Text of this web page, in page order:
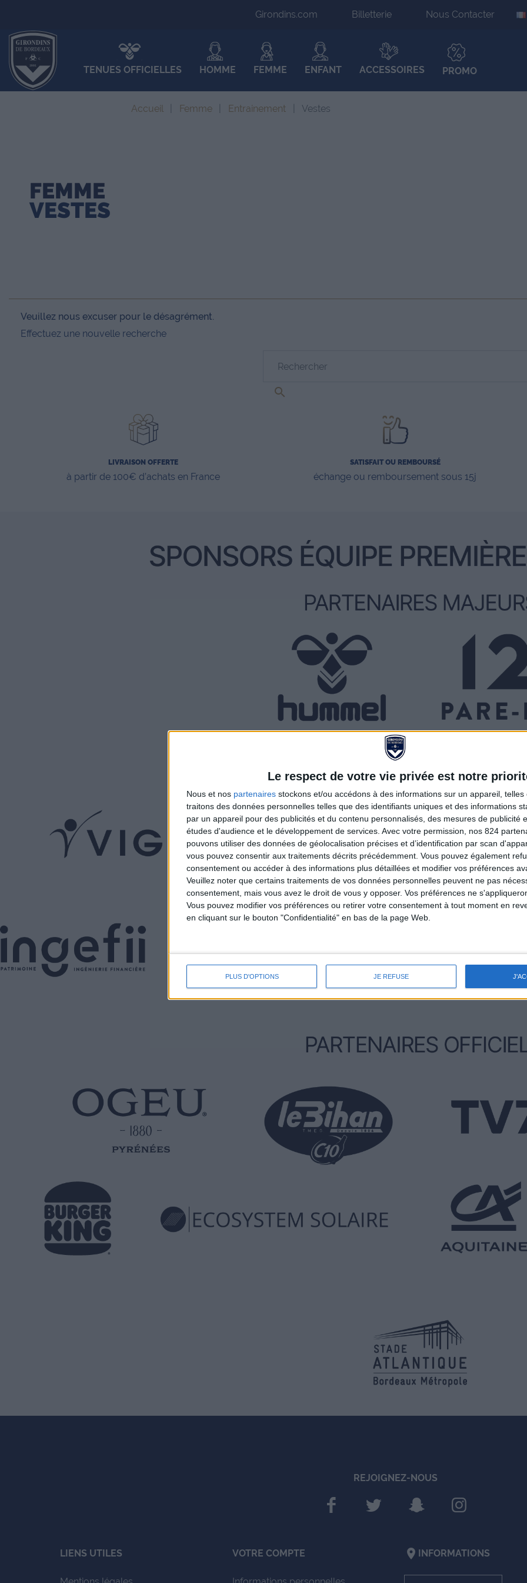
Le respect de votre vie privée est notre
Nous et nos partenaires stockons et/ou accédons à des informations sur un appareil, telles
traitons des données personnelles telles que des identifiants uniques et des informations
par un appareil pour des publicités et du contenu personnalisés, des mesures de publicité
études d'audience et le développement de services. Avec votre permission, nos 824
pouvons utiliser des données de géolocalisation précises et d’identification par scan
vous pouvez consentir aux traitements décrits précédemment. Vous pouvez également
consentement ou accéder à des informations plus détaillées et modifier vos préférences
Veuillez noter que certains traitements de vos données personnelles peuvent ne pas
consentement, mais vous avez le droit de vous y opposer. Vos préférences ne
Vous pouvez modifier vos préférences ou retirer votre consentement à tout moment en
en cliquant sur le bouton "Confidentialité" en bas de la page Web.
PLUS D'OPTIONS JE REFUSE
Girondins.com Billetterie Nous Contacter
TENUES OFFICIELLES HOMME FEMME ENFANT ACCESSOIRES PROMO
Accueil Femme Entrainement Vestes
FEMME
VESTES
Veuillez nous excuser pour le désagrément.
Effectuez une nouvelle recherche

LIVRAISON OFFERTE
à partir de 100€ d’achats en France
SATISFAIT OU REMBOURSÉ
échange ou remboursement sous 15j
REJOIGNEZ-NOUS
LIENS UTILES VOTRE COMPTE location_on INFORMATIONS